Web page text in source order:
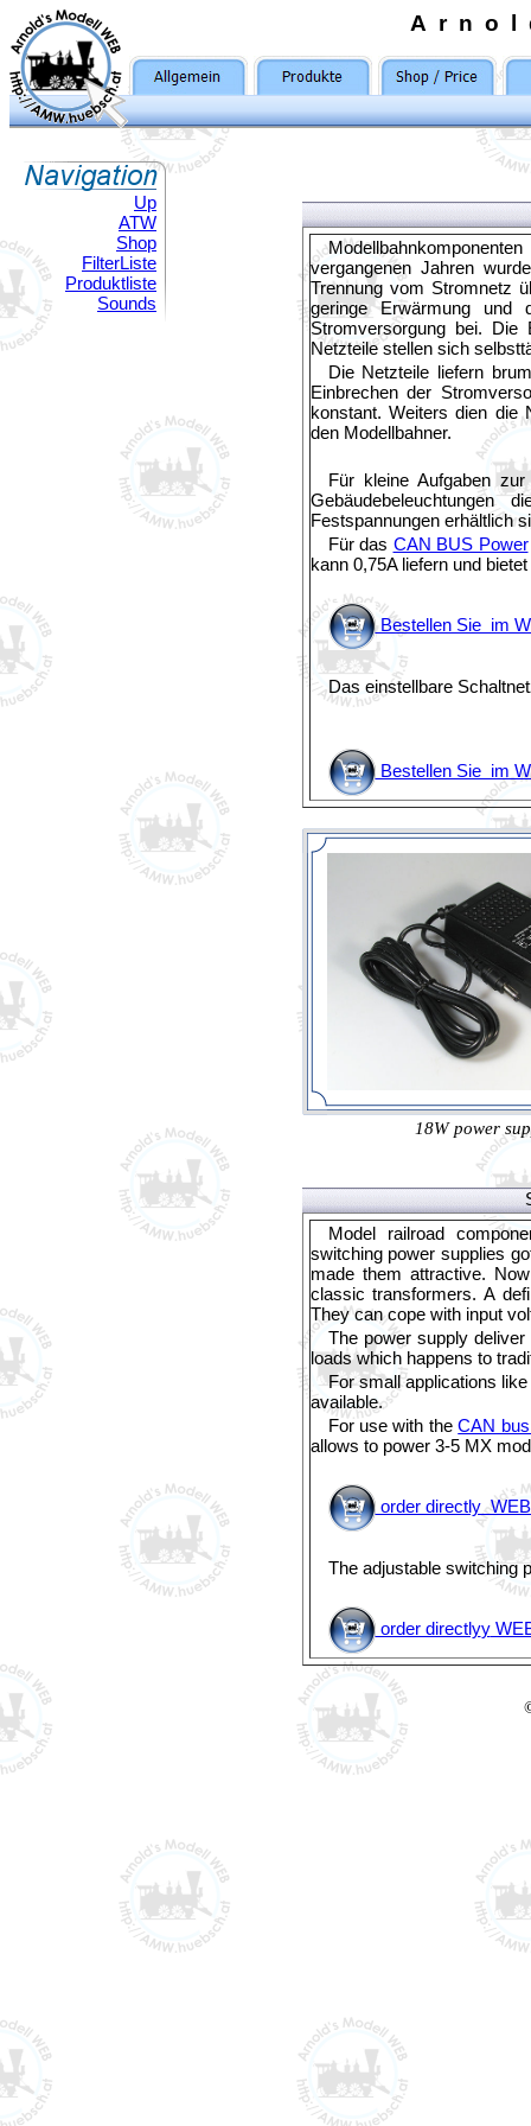
Up
ATW
Shop
FilterListe
Produktliste
Sounds
vergangenen Jahren
Trennung vom Stromnetz
geringe Erwärmung und
Stromversorgung bei. Die
Netzteile stellen sich
Die Netzteile liefern
Einbrechen der
konstant. Weiters dien die
den Modellbahner.
Für kleine Aufgaben
Festspannungen erhältlich
Für das CAN BUS Power
kann 0,75A liefern und
Bestellen Sie im
Das einstellbare
Bestellen Sie im
18W power
Model railroad
switching power supplies
made them attractive.
classic transformers. A
They can cope with input
The power supply
loads which happens to
For small applications
available.
For use with theCAN
allows to power 3-5 MX
order directly
The adjustable switching
order directlyy